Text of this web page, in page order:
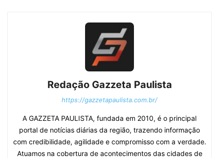
Redação Gazzeta Paulista
https://gazzetapaulista.com.br/
A GAZZETA PAULISTA, fundada em 2010, é o principal
portal de notícias diárias da região, trazendo informação
com credibilidade, agilidade e compromisso com a verdade.
Atuamos na cobertura de acontecimentos das cidades de